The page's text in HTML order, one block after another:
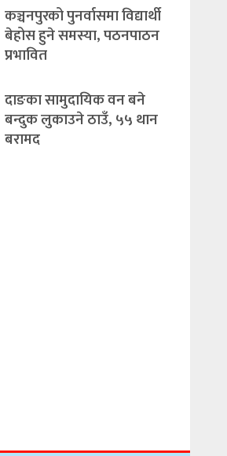
कञ्चनपुरको पुनर्वासमा विद्यार्थी
बेहोस हुने समस्या, पठनपाठन
प्रभावित
दाङका सामुदायिक वन बने
बन्दुक लुकाउने ठाउँ, ५५ थान
बरामद